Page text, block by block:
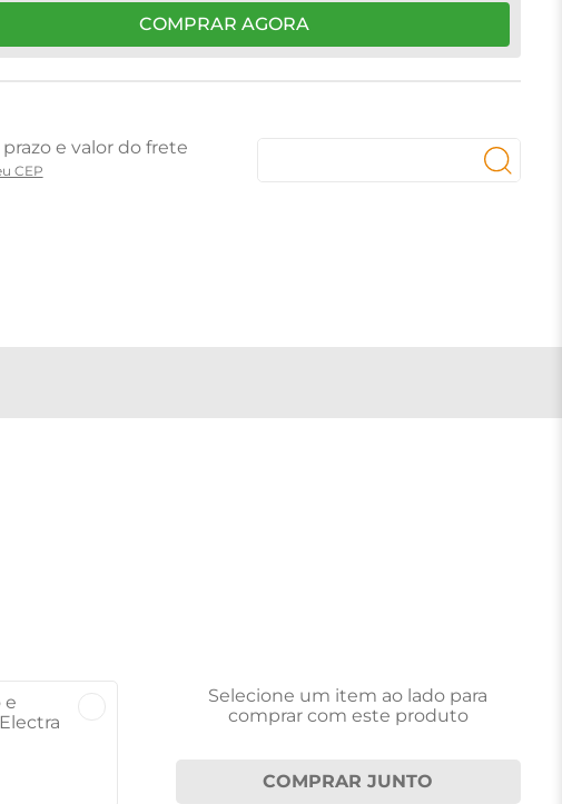
COMPRAR AGORA
CEP
e
Selecione um item ao lado para
comprar com este produto
COMPRAR JUNTO